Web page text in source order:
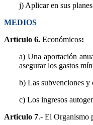
j) Aplicar en sus
MEDIOS
Artículo 6. Económicos:
a) Una aportación
asegurar los gastos
b) Las subvenciones y
c) Los ingresos
Articulo 7.- El Organismo